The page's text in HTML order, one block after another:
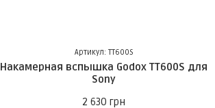
Артикул: TT600S
Накамерная вспышка Godox TT600S для
Sony
2 630 грн